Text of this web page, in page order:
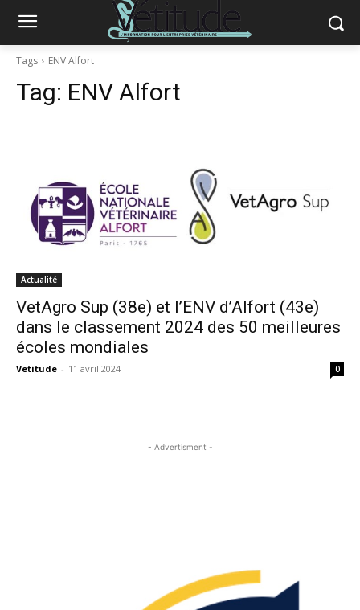
Tags ENV Alfort
Tag: ENV Alfort
Actualité
VetAgro Sup (38e) et l’ENV d’Alfort (43e)
dans le classement 2024 des 50 meilleures
écoles mondiales
Vetitude - 11 avril 2024 0
- Advertisment -